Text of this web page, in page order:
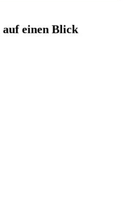
auf einen Blick